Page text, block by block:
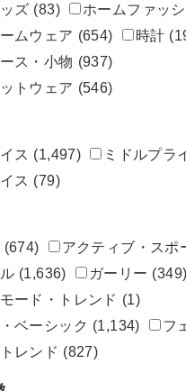
ズ (83) ホームファッ
ムウェア (654) 時計
ス・小物 (937)
トウェア (546)
ス (1,497) ミドルプラ
ス (79)
(674) アクティブ・スポ
(1,636) ガーリー (349)
ード・トレンド (1)
ベーシック (1,134) フ
レンド (827)